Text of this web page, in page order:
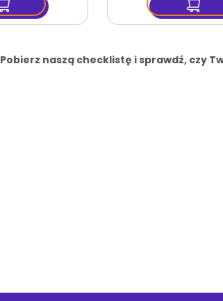
Pobierz naszą checklistę i sprawdź, czy